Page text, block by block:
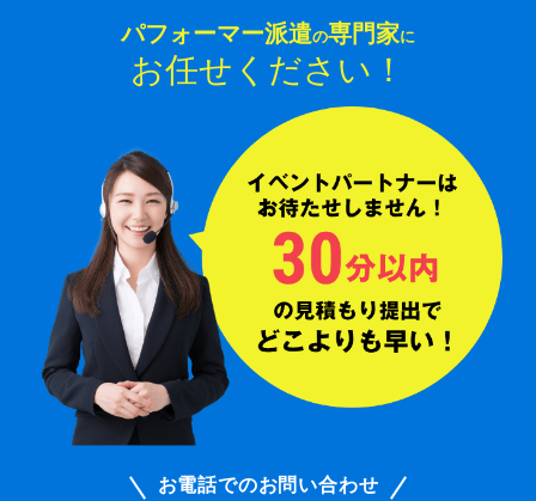
パフォーマー派遣の専門家に
お任せください！
お電話でのお問い合わせ